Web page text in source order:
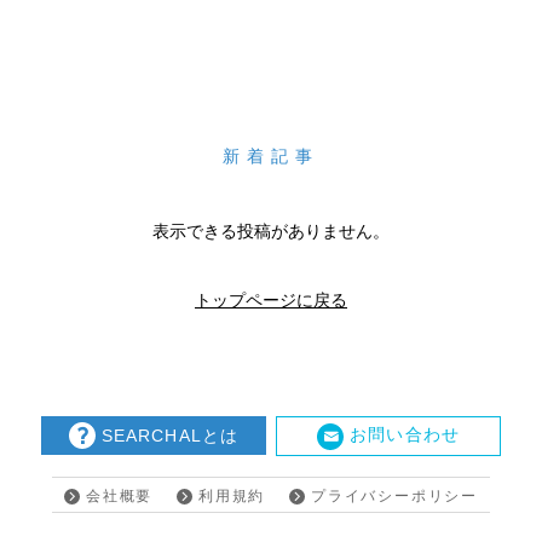
新着記事
表示できる投稿がありません。
トップページに戻る
SEARCHALとは お問い合わせ
会社概要 利用規約 プライバシーポリシー